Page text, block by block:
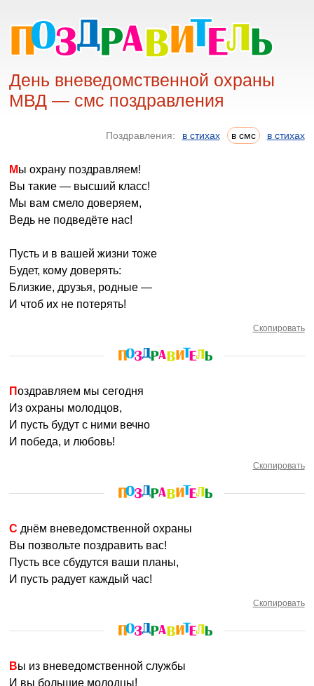
День вневедомственной охраны
МВД — смс поздравления
Поздравления: в стихах в смс в стихах
Мы охрану поздравляем!
Вы такие — высший класс!
Мы вам смело доверяем,
Ведь не подведёте нас!
Пусть и в вашей жизни тоже
Будет, кому доверять:
Близкие, друзья, родные —
И чтоб их не потерять!
Скопировать
Поздравляем мы сегодня
Из охраны молодцов,
И пусть будут с ними вечно
И победа, и любовь!
Скопировать
С днём вневедомственной охраны
Вы позвольте поздравить вас!
Пусть все сбудутся ваши планы,
И пусть радует каждый час!
Скопировать
Вы из вневедомственной службы
И вы большие молодцы!